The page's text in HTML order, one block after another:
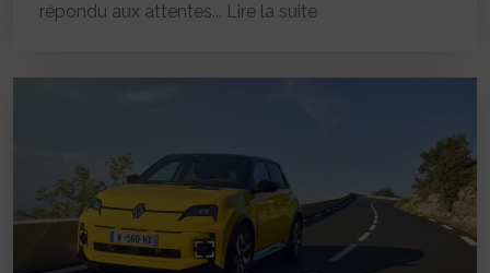
répondu aux attentes... Lire la suite